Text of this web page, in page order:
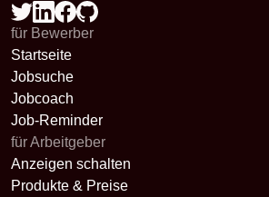
für Bewerber
Startseite
Jobsuche
Jobcoach
Job-Reminder
für Arbeitgeber
Anzeigen schalten
Produkte & Preise